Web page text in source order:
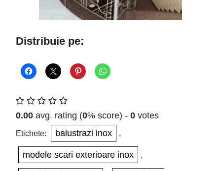
Distribuie pe:
0.00 avg. rating (0% score) - 0 votes
Etichete: balustrazi inox ,
modele scari exterioare inox ,